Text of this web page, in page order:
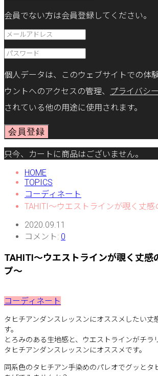
会員でない方は会員登録してください。
個人データは、このウェブサイトでの体
ウントへのアクセスの管理、
プライバシ
されている他の用途に使用されます。
会員登録
只今、カートに商品はございません。
HOME
TOPICS
コーディネート
TAHITI〜ウエストラインが覗く丈
2020.09.11
コメント: 0
TAHITI〜ウエストラインが覗く丈感
プ〜
コーディネート
タヒチアンダンスレッスンにオススメしたい丈
す。
とろみのある生地感と、ウエストラインがチラ
タヒチアンダンスレッスンにオススメです。
同系色のタヒチアン手染めのパレオでグッとタ